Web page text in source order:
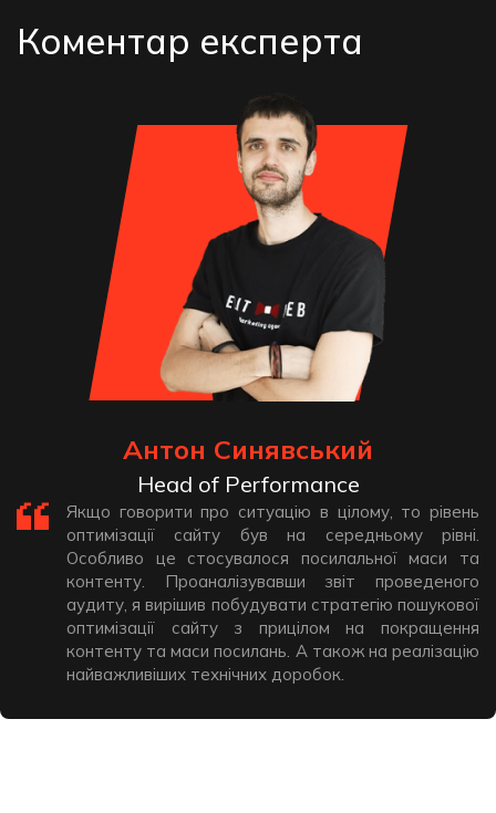
Коментар експерта
Антон Синявський
Head of Performance
Якщо говорити про ситуацію в цілому, то рівень
оптимізації сайту був на середньому рівні.
Особливо це стосувалося посилальної маси та
контенту. Проаналізувавши звіт проведеного
аудиту, я вирішив побудувати стратегію пошукової
оптимізації сайту з прицілом на покращення
контенту та маси посилань. А також на реалізацію
найважливіших технічних доробок.